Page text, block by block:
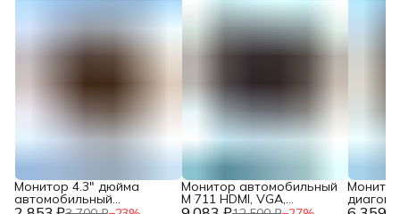
Монитор 4.3" дюйма
автомобильный
Монитор автомобильный
M 711 HDMI, VGA,